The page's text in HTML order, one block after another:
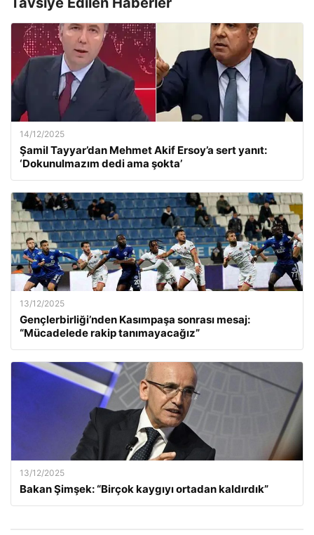
14/12/2025
Şamil Tayyar’dan Mehmet Akif Ersoy’a sert yanıt:
‘Dokunulmazım dedi ama şokta’
13/12/2025
Gençlerbirliği’nden Kasımpaşa sonrası mesaj:
“Mücadelede rakip tanımayacağız”
13/12/2025
Bakan Şimşek: “Birçok kaygıyı ortadan kaldırdık”